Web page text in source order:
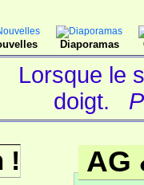
Diaporamas
Lorsque le
doigt.
! AG